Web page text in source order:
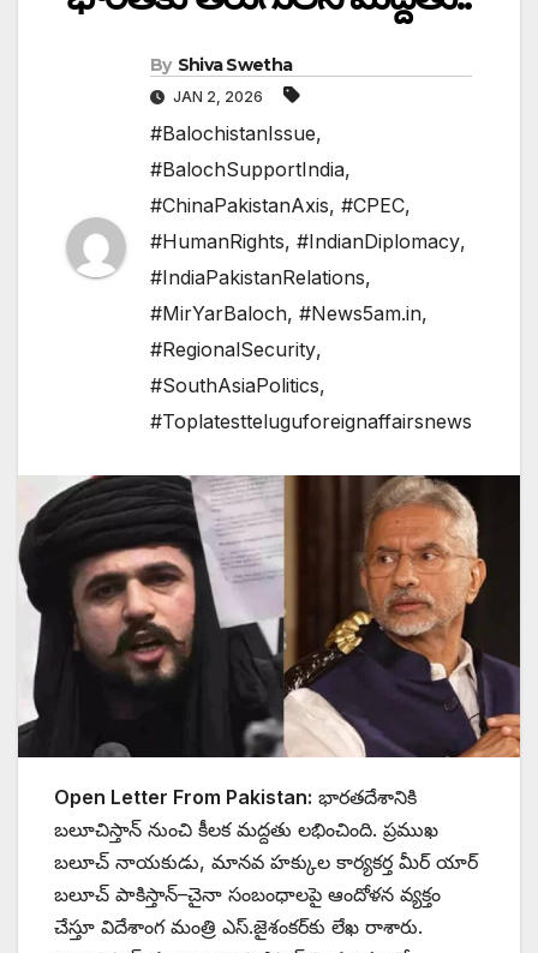
By Shiva Swetha
JAN 2, 2026
#BalochistanIssue,
#BalochSupportIndia,
#ChinaPakistanAxis, #CPEC,
#HumanRights, #IndianDiplomacy,
#IndiaPakistanRelations,
#MirYarBaloch, #News5am.in,
#RegionalSecurity,
#SouthAsiaPolitics,
#Toplatestteluguforeignaffairsnews
Open Letter From Pakistan: భారతదేశానికి
బలూచిస్తాన్ నుంచి కీలక మద్దతు లభించింది. ప్రముఖ
బలూచ్ నాయకుడు, మానవ హక్కుల కార్యకర్త మీర్ యార్
బలూచ్ పాకిస్తాన్–చైనా సంబంధాలపై ఆందోళన వ్యక్తం
చేస్తూ విదేశాంగ మంత్రి ఎస్.జైశంకర్‌కు లేఖ రాశారు.